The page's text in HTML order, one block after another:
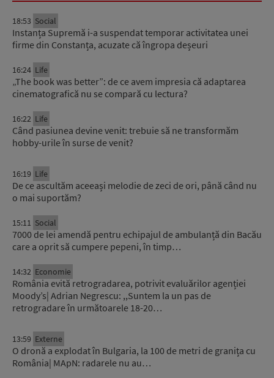
18:53 Social
Instanța Supremă i-a suspendat temporar activitatea unei
firme din Constanța, acuzate că îngropa deșeuri
16:24 Life
„The book was better”: de ce avem impresia că adaptarea
cinematografică nu se compară cu lectura?
16:22 Life
Când pasiunea devine venit: trebuie să ne transformăm
hobby-urile în surse de venit?
16:19 Life
De ce ascultăm aceeași melodie de zeci de ori, până când nu
o mai suportăm?
15:11 Social
7000 de lei amendă pentru echipajul de ambulanță din Bacău
care a oprit să cumpere pepeni, în timp…
14:32 Economie
România evită retrogradarea, potrivit evaluărilor agenției
Moody’s| Adrian Negrescu: ,,Suntem la un pas de
retrogradare în următoarele 18-20…
13:59 Externe
O dronă a explodat în Bulgaria, la 100 de metri de granița cu
România| MApN: radarele nu au…